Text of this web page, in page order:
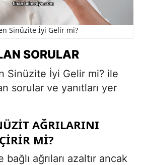
Sinüzite İyi Gelir mi?
SORULAR
Sinüzite İyi Gelir mi? ile
sorular ve yanıtları yer
AĞRILARINI
MI?
ağrıları azaltır ancak